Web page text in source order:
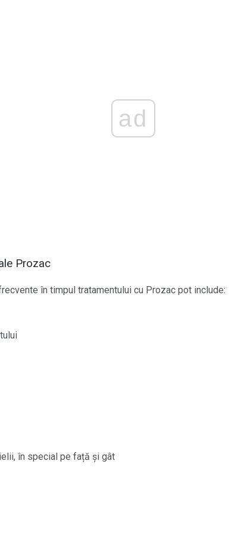
ad
Prozac
în timpul tratamentului cu Prozac pot include:
în special pe față și gât